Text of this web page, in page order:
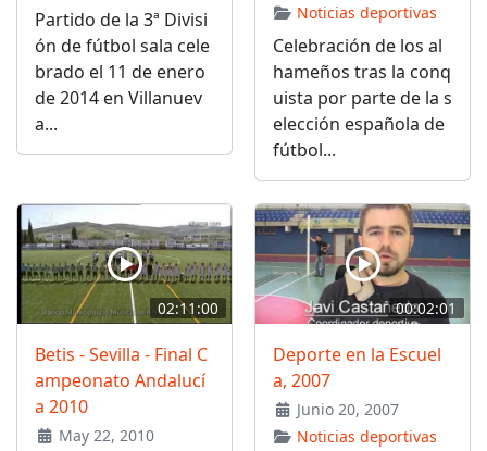
Partido de la 3ª Divisi
ón de fútbol sala cele
brado el 11 de enero
de 2014 en Villanuev
a...
Noticias deportivas
Celebración de los al
hameños tras la conq
uista por parte de la s
elección española de
fútbol...
02:11:00
Betis - Sevilla - Final C
ampeonato Andalucí
a 2010
May 22, 2010
00:02:01
Deporte en la Escuel
a, 2007
Junio 20, 2007
Noticias deportivas